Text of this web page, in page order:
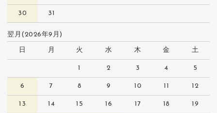
30 31
翌月(2026年9月)
日 月 火 水 木 金 土
1 2 3 4 5
6 7 8 9 10 11 12
13 14 15 16 17 18 19